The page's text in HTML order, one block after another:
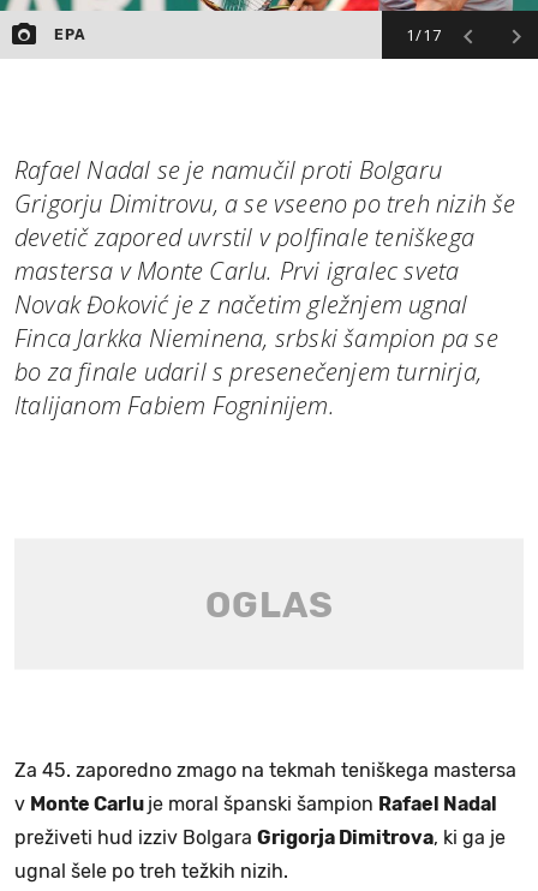
1/17
EPA
Rafael Nadal se je namučil proti Bolgaru
Grigorju Dimitrovu, a se vseeno po treh nizih še
devetič zapored uvrstil v polfinale teniškega
mastersa v Monte Carlu. Prvi igralec sveta
Novak Đoković je z načetim gležnjem ugnal
Finca Jarkka Nieminena, srbski šampion pa se
bo za finale udaril s presenečenjem turnirja,
Italijanom Fabiem Fogninijem.
Za 45. zaporedno zmago na tekmah teniškega mastersa
v Monte Carlu je moral španski šampion Rafael Nadal
preživeti hud izziv Bolgara Grigorja Dimitrova, ki ga je
ugnal šele po treh težkih nizih.